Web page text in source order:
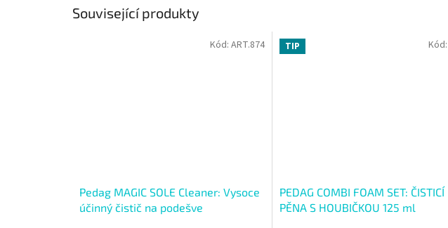
Související produkty
Pedag MAGIC SOLE Cleaner: Vysoce
účinný čistič na podešve
Kód: ART.874 TIP
PEDAG COMBI FOAM SET: ČISTICÍ
PĚNA S HOUBIČKOU 125 ml
Kód: